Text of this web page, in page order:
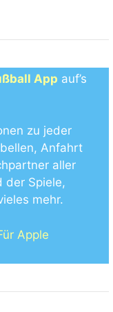
App auf’s
zu jeder
Anfahrt
aller
der Spiele,
mehr.
Apple